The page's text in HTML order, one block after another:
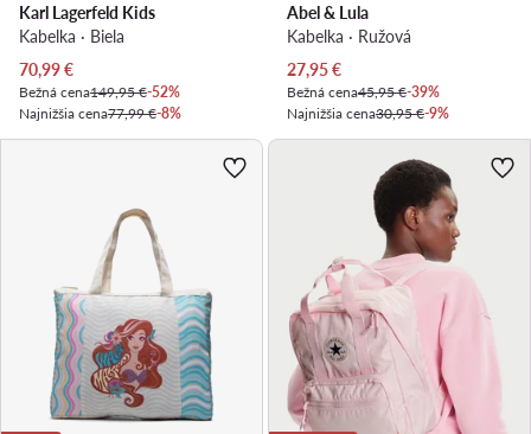
Karl Lagerfeld Kids
Kabelka · Biela
Aktuálna cena
70,99€
Bežná cena149,95 €-52%
Najnižšia cena77,99 €-8%
Abel & Lula
Kabelka · Ružová
Aktuálna cena
27,95€
Bežná cena45,95 €-39%
Najnižšia cena30,95 €-9%